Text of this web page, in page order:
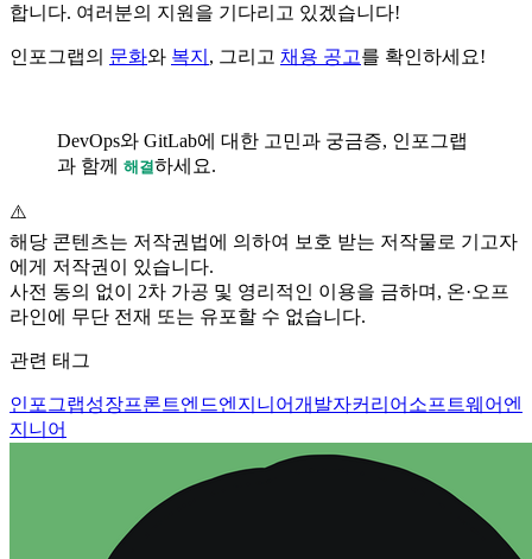
합니다. 여러분의 지원을 기다리고 있겠습니다!
인포그랩의 문화와 복지 , 그리고 채용 공고를 확인하세요!
DevOps와 GitLab에 대한 고민과 궁금증, 인포그랩
과 함께 해결 하세요.
⚠️
해당 콘텐츠는 저작권법에 의하여 보호 받는 저작물로 기고자
에게 저작권이 있습니다.
사전 동의 없이 2차 가공 및 영리적인 이용을 금하며, 온·오프
라인에 무단 전재 또는 유포할 수 없습니다.
관련 태그
인포그랩성장프론트엔드엔지니어개발자커리어 소프트웨어엔
지니어